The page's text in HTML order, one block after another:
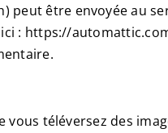
peut être envoyée au
: https://
téléversez des